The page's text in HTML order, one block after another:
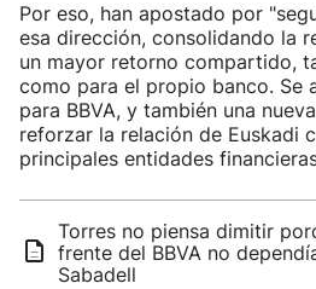
Por eso, han apostado por
esa dirección, consolidando la
un mayor retorno compartido,
como para el propio banco. Se
para BBVA, y también una
reforzar la relación de Euskadi
principales entidades
Torres no piensa dimitir
frente del BBVA no
Sabadell